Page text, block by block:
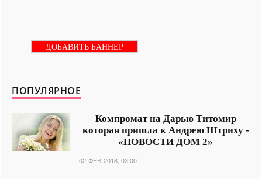
ДОБАВИТЬ БАННЕР
ПОПУЛЯРНОЕ
Компромат на Дарью Титомир
которая пришла к Андрею Штриху -
«НОВОСТИ ДОМ 2»
02-ФЕВ-2018, 03:00